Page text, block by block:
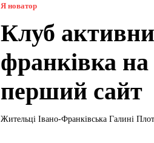
Я новатор
Клуб
франківка на
перший сайт
Жительці Івано-Франківська Галині